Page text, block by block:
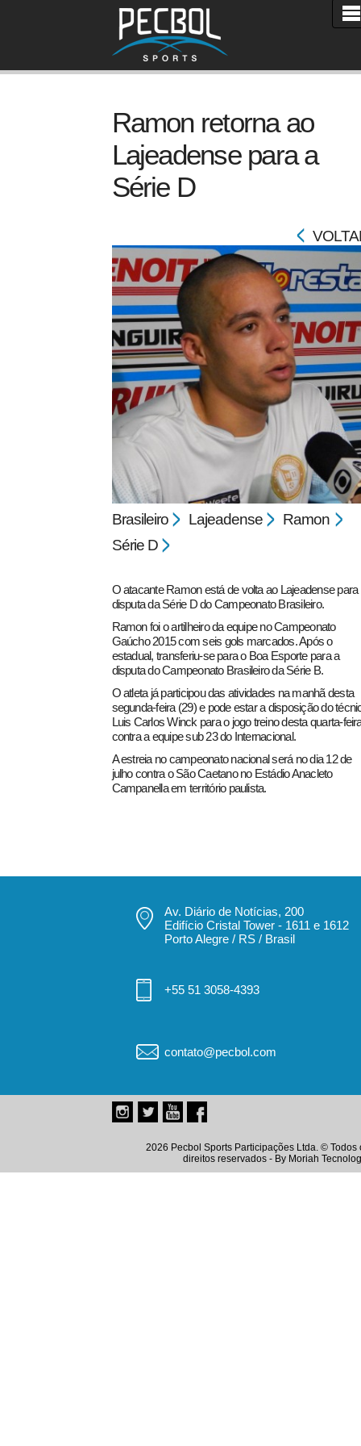
pecbol.com
Ramon retorna ao
Lajeadense para a
Série D
Brasileiro Lajeadense
Ramon
Série D
O atacante Ramon está de volta ao Lajeadense para
disputa da Série D do Campeonato Brasileiro.
Ramon foi o artilheiro da equipe no Campeonato
Gaúcho 2015 com seis gols marcados. Após o
estadual, transferiu-se para o Boa Esporte para a
disputa do Campeonato Brasileiro da Série B.
O atleta já participou das atividades na manhã desta
segunda-feira (29) e pode estar a disposição do
Luis Carlos Winck para o jogo treino desta quarta-
contra a equipe sub 23 do Internacional.
A estreia no campeonato nacional será no dia 12 de
julho contra o São Caetano no Estádio Anacleto
Campanella em território paulista.
Av. Diário de Notícias, 200
Edifício Cristal Tower - 1611 e 1612
Porto Alegre / RS / Brasil
+55 51 3058-4393
contato@pecbol.com
2026 Pecbol Sports Participações Ltda. © Todos
direitos reservados - By Moriah